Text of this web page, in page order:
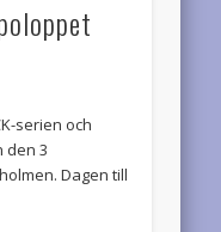
serien och
den 3
Dagen till